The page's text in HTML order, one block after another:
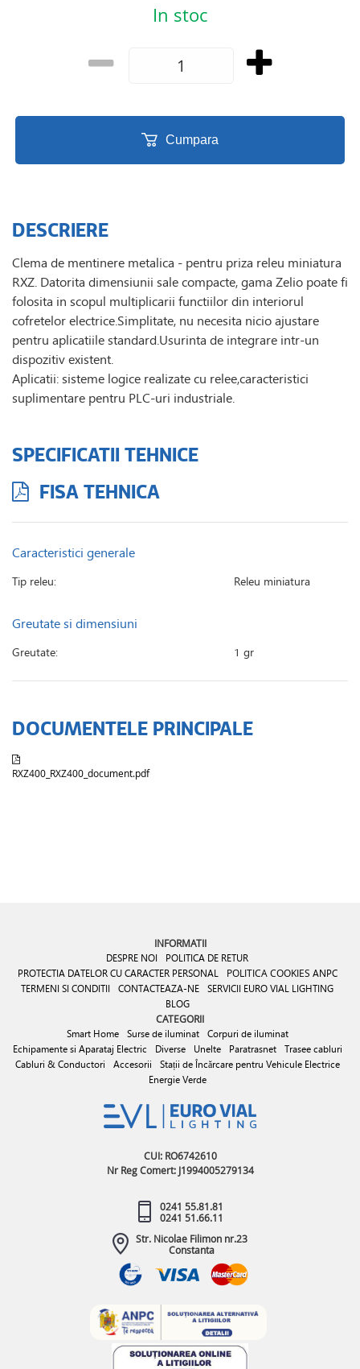
In stoc
Cumpara
DESCRIERE
Clema de mentinere metalica - pentru priza releu miniatura
RXZ. Datorita dimensiunii sale compacte, gama Zelio poate fi
folosita in scopul multiplicarii functiilor din interiorul
cofretelor electrice.Simplitate, nu necesita nicio ajustare
pentru aplicatiile standard.Usurinta de integrare intr-un
dispozitiv existent.
Aplicatii: sisteme logice realizate cu relee,caracteristici
suplimentare pentru PLC-uri industriale.
SPECIFICATII TEHNICE
FISA TEHNICA
Caracteristici generale
Tip releu: Releu miniatura
Greutate si dimensiuni
Greutate: 1 gr
DOCUMENTELE PRINCIPALE
RXZ400_RXZ400_document.pdf
INFORMATII
DESPRE NOI
POLITICA DE RETUR
PROTECTIA DATELOR CU CARACTER PERSONAL
POLITICA COOKIES ANPC
TERMENI SI CONDITII
CONTACTEAZA-NE SERVICII EURO VIAL LIGHTING
BLOG
CATEGORII
Smart Home Surse de iluminat
Corpuri de iluminat
Echipamente si Aparataj Electric
Diverse Unelte Paratrasnet
Trasee cabluri
Cabluri & Conductori
Accesorii
Stații de Încărcare pentru Vehicule Electrice
Energie Verde
CUI: RO6742610
Nr Reg Comert: J1994005279134
0241 55.81.81
0241 51.66.11
Str. Nicolae Filimon nr.23
Constanta